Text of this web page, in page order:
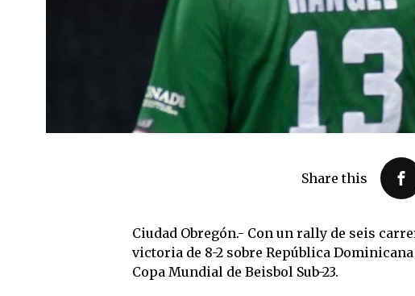
Share this
Ciudad Obregón.- Con un rally de seis
victoria de 8-2 sobre República
Copa Mundial de Beisbol Sub-23.